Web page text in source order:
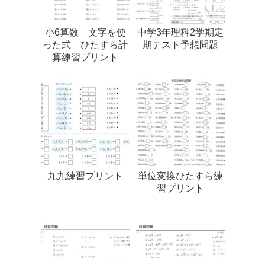
小6算数 文字を使
った式 ひたすら計
算練習プリント
中学3年理科2学期定
期テスト予想問題
九九練習プリント
単位変換ひたすら練
習プリント